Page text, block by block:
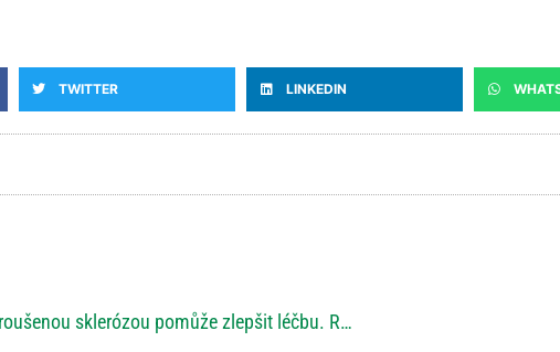
TWITTER LINKEDIN
Registr pacientů s roztroušenou sklerózou pomůže zlepšit léčbu. ReMuS zveřejnil nejnovější data o nemoci.